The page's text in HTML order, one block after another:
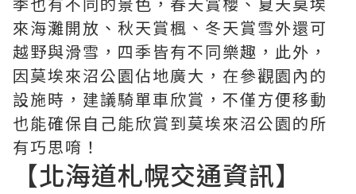
來海灘開放、秋天賞楓、冬天賞雪外還可
越野與滑雪，四季皆有不同樂趣，此外，
因莫埃來沼公園佔地廣大，在參觀園內的
設施時，建議騎單車欣賞，不僅方便移動
也能確保自己能欣賞到莫埃來沼公園的所
有巧思唷！
【北海道札幌交通資訊】